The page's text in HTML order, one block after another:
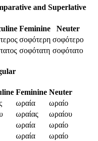
and Superlative
Feminine
Neuter
σοφότερη σοφότερο
σοφότατη σοφότατο
Feminine Neuter
ωραία
ωραίο
ωραίας
ωραίου
ωραία
ωραίο
ωραία ωραίο